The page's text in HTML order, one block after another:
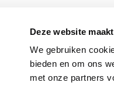
Deze website
We gebruiken
bieden en om ons
met onze partners
2026 voor 21:00 uur een